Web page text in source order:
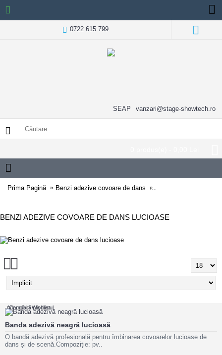
0722 615 799
SEAP vanzari@stage-showtech.ro
Prima Pagină Benzi adezive covoare de dans Benzi adezive
BENZI ADEZIVE COVOARE DE DANS LUCIOASE
Adaugă in Wishlist
Compară produsul
Banda adezivă neagră lucioasă
O bandă adezivă profesională pentru îmbinarea covoarelor lucioase de
dans și de scenă.Compoziție: pv..